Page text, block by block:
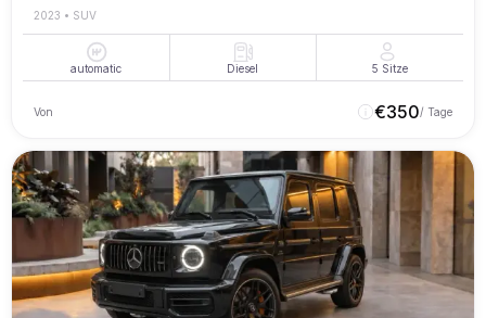
2023 • SUV
automatic Diesel 5 Sitze
Von €350/ Tage